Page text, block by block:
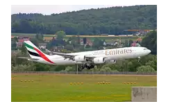
Militär
Egypt
Air Force